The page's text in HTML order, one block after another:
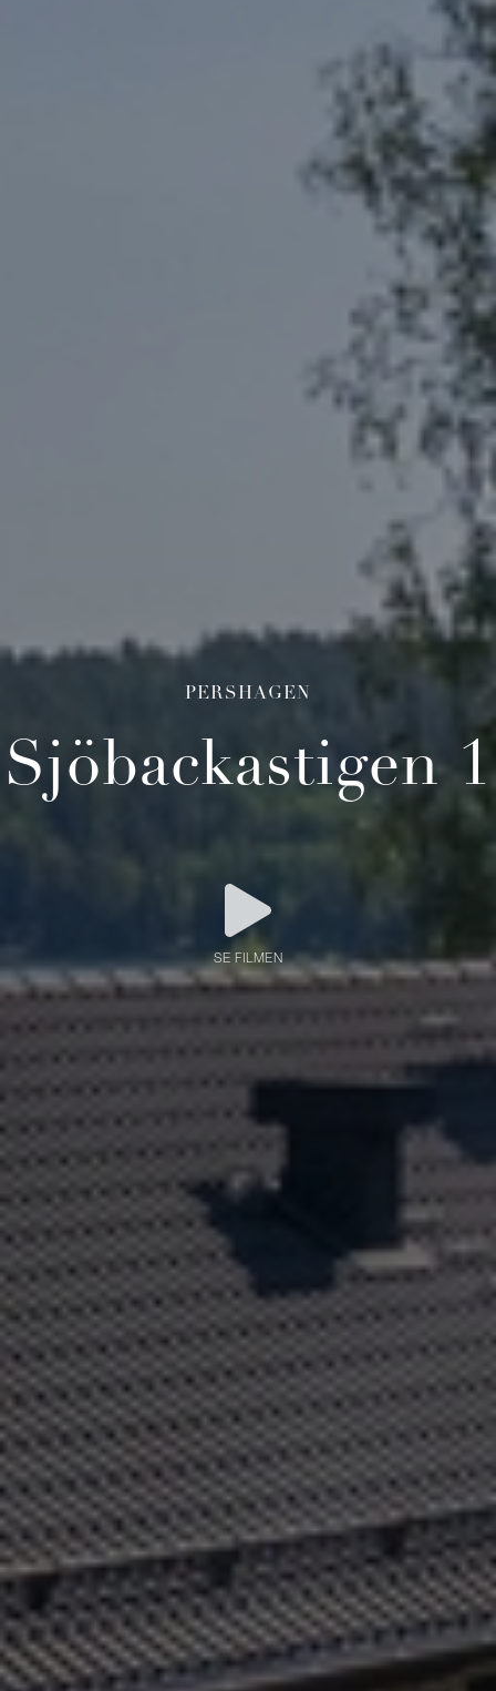
PERSHAGEN
Sjöbackastigen 1
SE FILMEN